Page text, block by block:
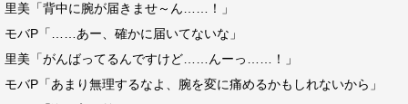
里美「背中に腕が届きませ～ん……！」
モバP「……あー、確かに届いてないな」
里美「がんばってるんですけど……んーっ……！」
モバP「あまり無理するなよ、腕を変に痛めるかもしれないから」